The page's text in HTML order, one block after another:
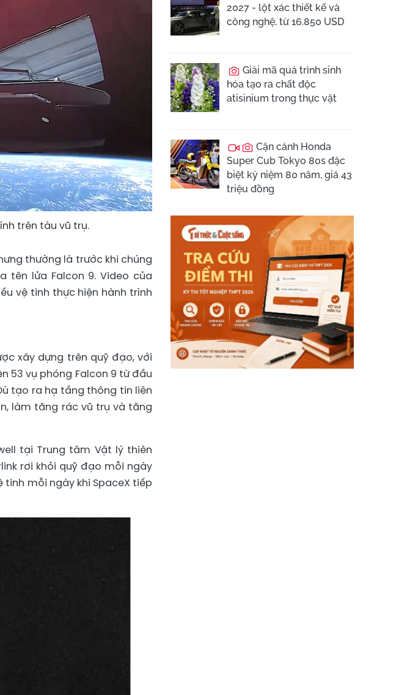
trên tàu vũ trụ.
thường là trước khi chúng
tên lửa Falcon 9. Video của
vệ tinh thực hiện hành trình
xây dựng trên quỹ đạo, với
53 vụ phóng Falcon 9 từ đầu
tạo ra hạ tầng thông tin liên
làm tăng rác vũ trụ và tăng
tại Trung tâm Vật lý thiên
rơi khỏi quỹ đạo mỗi ngày
mỗi ngày khi SpaceX tiếp
2027 - lột xác thiết kế và
công nghệ, từ 16.850 USD
Giải mã quá trình sinh
hóa tạo ra chất độc
atisinium trong thực vật
Cận cảnh Honda
Super Cub Tokyo 80s đặc
biệt kỷ niệm 80 năm, giá 43
triệu đồng